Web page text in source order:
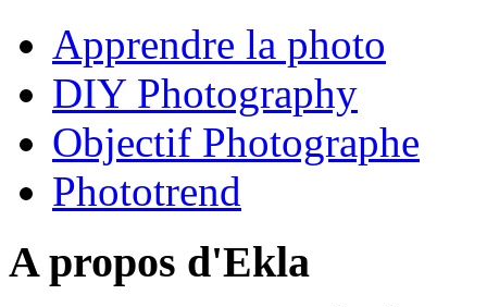
Apprendre la photo
DIY Photography
Objectif Photographe
Phototrend
A propos d'Ekla